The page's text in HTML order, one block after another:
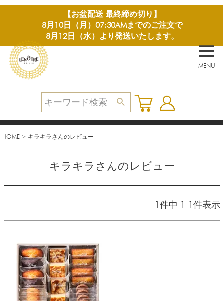
【お盆配送 最終締め切り】
8月10日（月）07:30AMまでのご注文で
8月12日（水）より発送いたします。
MENU
HOME キラキラさんのレビュー
キラキラさんのレビュー
1件中 1 -1件表示